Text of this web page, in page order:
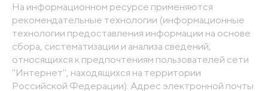
На информационном ресурсе применяются
рекомендательные технологии (информационные
технологии предоставления информации на основе
сбора, систематизации и анализа сведений,
относящихся к предпочтениям пользователей сети
"Интернет", находящихся на территории
Российской Федерации). Адрес электронной почты